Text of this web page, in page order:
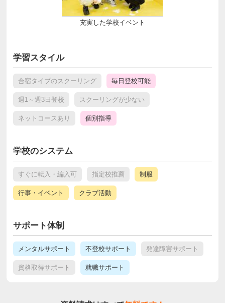
充実した学校イベント
学習スタイル
合宿タイプのスクーリング 毎日登校可能
週1～週3日登校 スクーリングが少ない
ネットコースあり 個別指導
学校のシステム
すぐに転入・編入可 指定校推薦 制服
行事・イベント クラブ活動
サポート体制
メンタルサポート 不登校サポート 発達障害サポート
資格取得サポート 就職サポート